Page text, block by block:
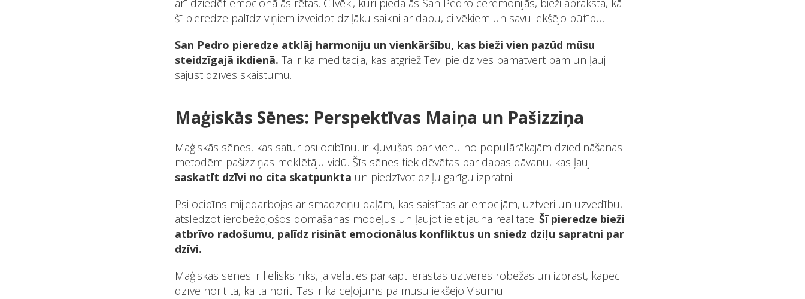
arī dziedēt emocionālās rētas. Cilvēki, kuri piedalās San Pedro ceremonijās, bieži apraksta, kā
šī pieredze palīdz viņiem izveidot dziļāku saikni ar dabu, cilvēkiem un savu iekšējo būtību.
San Pedro pieredze atklāj harmoniju un vienkāršību, kas bieži vien pazūd mūsu
steidzīgajā ikdienā. Tā ir kā meditācija, kas atgriež Tevi pie dzīves pamatvērtībām un ļauj
sajust dzīves skaistumu.
Maģiskās Sēnes: Perspektīvas Maiņa un Pašizziņa
Maģiskās sēnes, kas satur psilocibīnu, ir kļuvušas par vienu no populārākajām dziedināšanas
metodēm pašizziņas meklētāju vidū. Šīs sēnes tiek dēvētas par dabas dāvanu, kas ļauj
saskatīt dzīvi no cita skatpunkta un piedzīvot dziļu garīgu izpratni.
Psilocibīns mijiedarbojas ar smadzeņu daļām, kas saistītas ar emocijām, uztveri un uzvedību,
atslēdzot ierobežojošos domāšanas modeļus un ļaujot ieiet jaunā realitātē. Šī pieredze bieži
atbrīvo radošumu, palīdz risināt emocionālus konfliktus un sniedz dziļu sapratni par
dzīvi.
Maģiskās sēnes ir lielisks rīks, ja vēlaties pārkāpt ierastās uztveres robežas un izprast, kāpēc
dzīve norit tā, kā tā norit. Tas ir kā ceļojums pa mūsu iekšējo Visumu.